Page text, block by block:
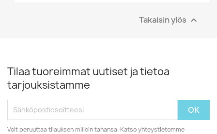
Takaisin ylös 
Tilaa tuoreimmat uutiset ja tietoa
tarjouksistamme
Voit peruuttaa tilauksen milloin tahansa. Katso yhteystietomme